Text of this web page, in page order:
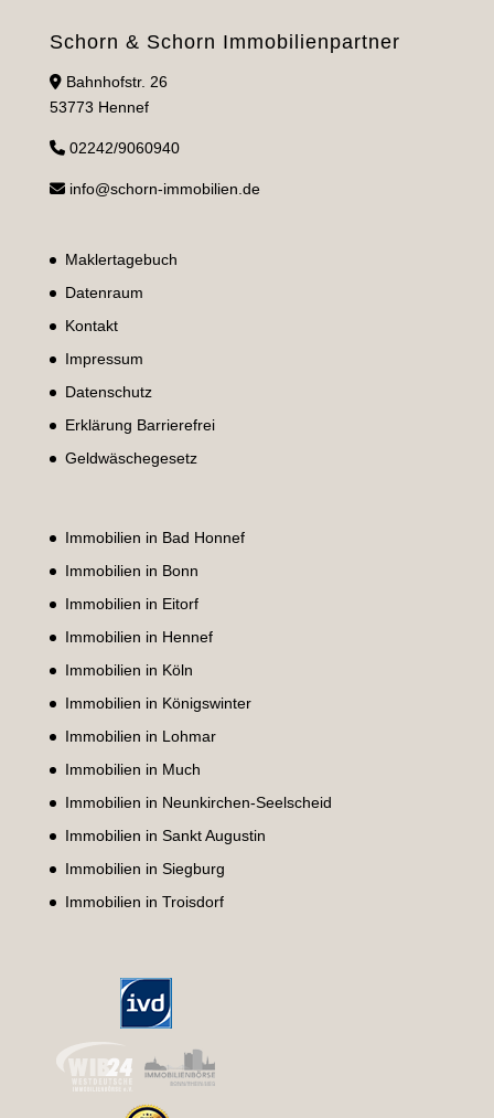
Schorn & Schorn Immobilienpartner
Bahnhofstr. 26
53773 Hennef
02242/9060940
info@schorn-immobilien.de
Maklertagebuch
Datenraum
Kontakt
Impressum
Datenschutz
Erklärung Barrierefrei
Geldwäschegesetz
Immobilien in Bad Honnef
Immobilien in Bonn
Immobilien in Eitorf
Immobilien in Hennef
Immobilien in Köln
Immobilien in Königswinter
Immobilien in Lohmar
Immobilien in Much
Immobilien in Neunkirchen-Seelscheid
Immobilien in Sankt Augustin
Immobilien in Siegburg
Immobilien in Troisdorf